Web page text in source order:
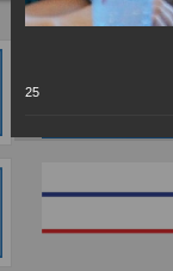
25